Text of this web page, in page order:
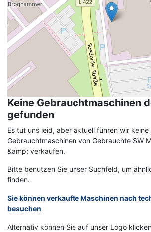
Bearbeitung von Zylinderköpfen, Pleueln
Differentialgetrieben.
SW ist das weltweit führende mehrachsige
Die Produktionslösungen werden in der
Zulieferindustrie sowie in der Luft- und
Pneumatik, Medizintechnik und
eingesetzt. Die Produktionszentren in
Vereinigten Staaten und China sowie die
Vertriebszentren in Frankreich, Italien,
zur Marktführerschaft des Unternehmens bei.
Kontaktieren Sie Asset-Trade noch heute,
flexibler zu gestalten.
Keine Gebrauchtmaschinen
gefunden
Es tut uns leid, aber aktuell führen wir keine
Gebrauchtmaschinen von Gebrauchte SW
&amp; verkaufen.
Bitte benutzen Sie unser Suchfeld, um
finden.
Sie können verkaufte Maschinen nach
besuchen
Alternativ können Sie auf unser Logo